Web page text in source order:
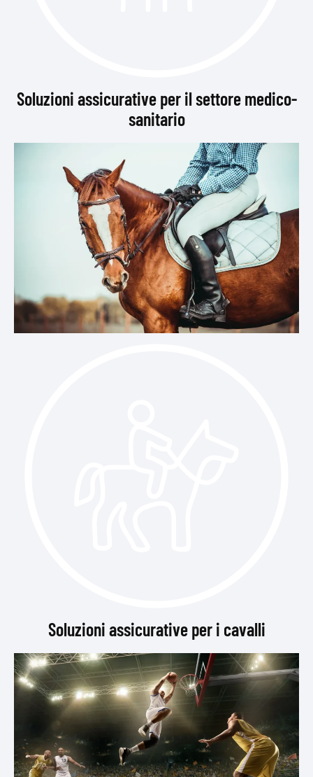
Soluzioni assicurative per il settore medico-
sanitario
Soluzioni assicurative per i cavalli